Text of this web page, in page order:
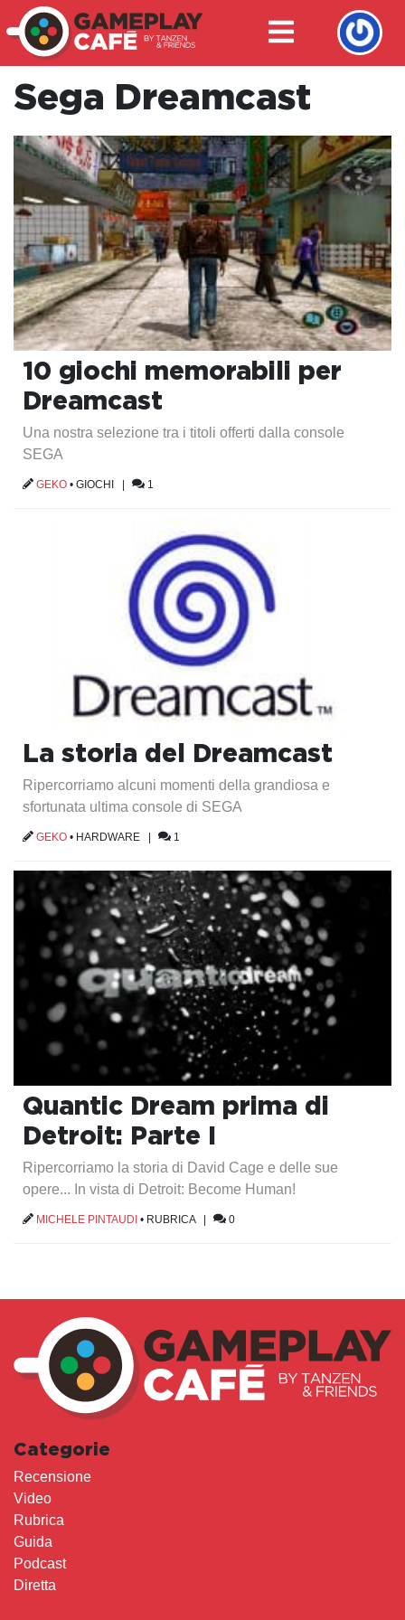
Sega Dreamcast
10 giochi memorabili per
Dreamcast
Una nostra selezione tra i titoli offerti dalla console
SEGA
GEKO • GIOCHI 1
La storia del Dreamcast
Ripercorriamo alcuni momenti della grandiosa e
sfortunata ultima console di SEGA
GEKO • HARDWARE | 1
Quantic Dream prima di
Detroit: Parte I
Ripercorriamo la storia di David Cage e delle sue
opere... In vista di Detroit: Become Human!
MICHELE PINTAUDI • RUBRICA| 0
Categorie
Recensione
Video
Rubrica
Guida
Podcast
Diretta